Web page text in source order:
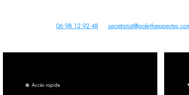
06 98 12 92 48ou secretariat@pole-
🌐 Accès rapide